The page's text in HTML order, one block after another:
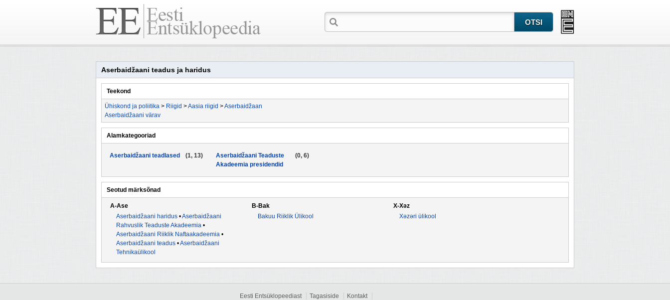
Aserbaidžaani teadus ja haridus
Teekond
Ühiskond ja poliitika > Riigid >Aasia riigid >Aserbaidžaan
Aserbaidžaani värav
Alamkategooriad
(1, 13)
Aserbaidžaani teadlased (0, 6)
Aserbaidžaani Teaduste
Akadeemia presidendid
Seotud märksõnad
A-Ase
Aserbaidžaani haridus •Aserbaidžaani
Rahvuslik Teaduste Akadeemia •
Aserbaidžaani Riiklik Naftaakadeemia •
Aserbaidžaani teadus •Aserbaidžaani
Tehnikaülikool
B-Bak
Bakuu Riiklik Ülikool
X-Xəz
Xəzəri ülikool
Eesti Entsüklopeediast Tagasiside Kontakt